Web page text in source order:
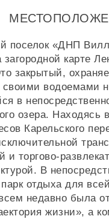
поселок «ДНП
карте
закрытый,
своими водоемами
в
озера. Находясь
Карельского
и торгово-
В
отдыха для
недавно была
жизни», а